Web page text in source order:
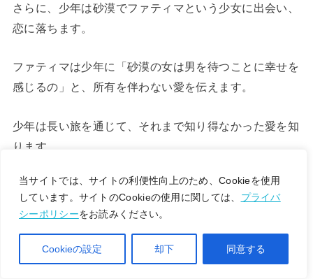
当サイトでは、サイトの利便性向上のため、Cookieを使用
しています。サイトのCookieの使用に関しては、 プライバ
シーポリシーをお読みください。
Cookieの設定 却下 同意する
さらに、少年は砂漠でファティマという少女に出会い、
恋に落ちます。
ファティマは少年に「砂漠の女は男を待つことに幸せを
感じるの」と、所有を伴わない愛を伝えます。
少年は長い旅を通じて、それまで知り得なかった愛を知
ります。
宝物を見つけた少年は、再び砂漠のファティマのもとへ
向かうでしょう。
そしてファティマを探して、また数々の試練を乗り越え
ると予想されます。